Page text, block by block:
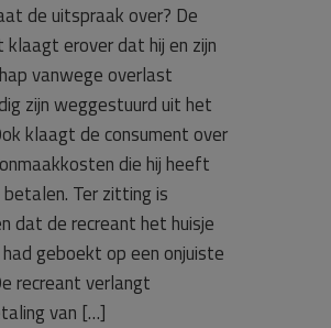
de uitspraak over? De
klaagt erover dat hij en zijn
vanwege overlast
zijn weggestuurd uit het
klaagt de consument over
die hij heeft
Ter zitting is
dat de recreant het huisje
geboekt op een onjuiste
recreant verlangt
van […]